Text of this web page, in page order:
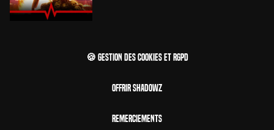
🍪 Gestion des cookies et RGPD
Offrir Shadowz
Remerciements